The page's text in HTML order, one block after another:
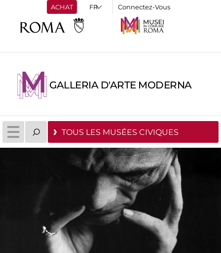
ACHAT Connectez-Vous
GALLERIA D'ARTE MODERNA
TOUS LES MUSÉES CIVIQUES